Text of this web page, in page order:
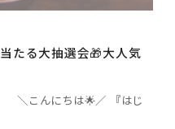
当たる大抽選会🎁大人気
＼こんにちは🌟／ 『はじ